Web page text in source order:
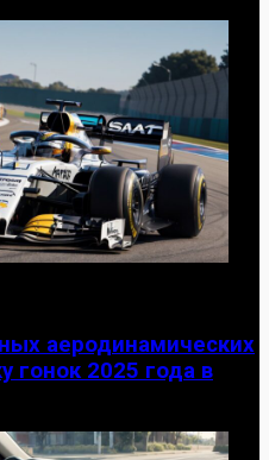
аеродинамических
гонок 2025 года в